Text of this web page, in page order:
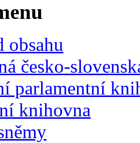
obsahu
česko-
parlamentní
knihovna